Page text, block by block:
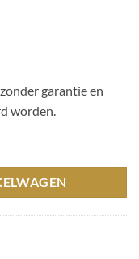
garantie en
worden.